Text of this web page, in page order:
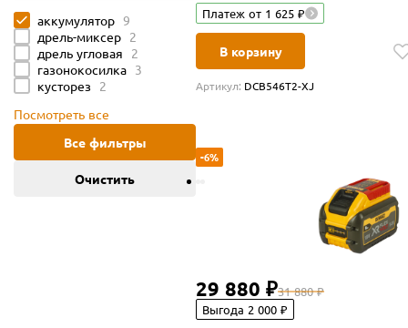
Поиск значений
аккумулятор 9
дрель-миксер 2
дрель угловая
2
газонокосилка 3
кусторез
2
Посмотреть все
Все фильтры
Очистить
Платеж от 1 625 ₽
В корзину
Артикул: DCB546T2-XJ
-6%
29 880 ₽31 880 ₽
Выгода 2 000 ₽